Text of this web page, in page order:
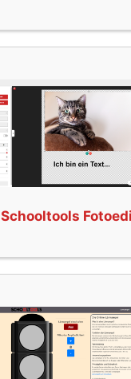
Schooltools